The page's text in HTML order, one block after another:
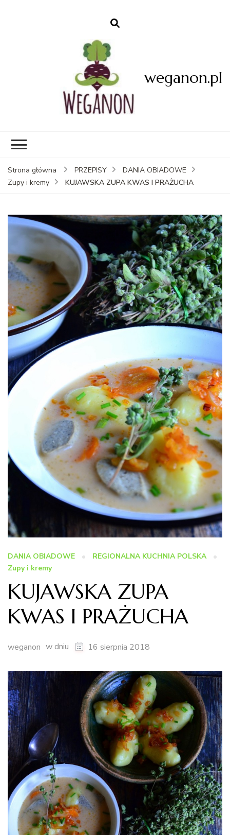
weganon.pl
Strona główna PRZEPISY
DANIA OBIADOWE
Zupy i kremy
KUJAWSKA ZUPA KWAS I PRAŻUCHA
DANIA OBIADOWE
REGIONALNA KUCHNIA POLSKA
Zupy i kremy
KUJAWSKA ZUPA
KWAS I PRAŻUCHA
weganon w dniu 16 sierpnia 2018